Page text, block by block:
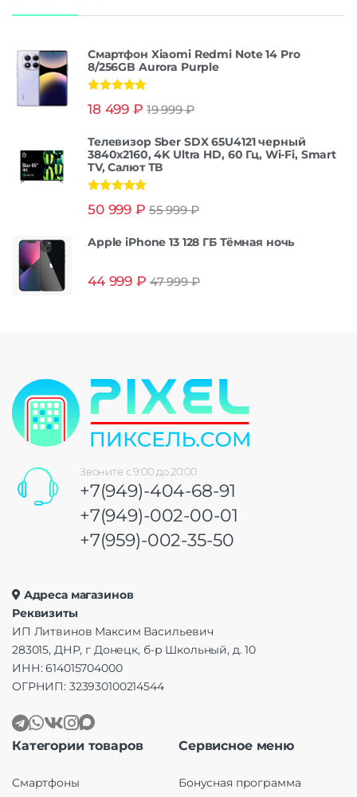
Смартфон Xiaomi Redmi Note 14 Pro
8/256GB Aurora Purple
из 5
18 499 ₽ 19 999₽
Телевизор Sber SDX 65U4121 черный
3840x2160, 4K Ultra HD, 60 Гц, Wi-Fi, Smart
TV, Салют ТВ
из 5
50 999 ₽ 55 999₽
Apple iPhone 13 128 ГБ Тёмная ночь
44 999 ₽ 47 999₽
Звоните с 9:00 до 20:00
+7(949)-404-68-91
+7(949)-002-00-01
+7(959)-002-35-50
Адреса магазинов
Реквизиты
ИП Литвинов Максим Васильевич
283015, ДНР, г Донецк, б-р Школьный, д. 10
ИНН: 614015704000
ОГРНИП: 323930100214544
Категории товаров
Смартфоны
Сервисное меню
Бонусная программа